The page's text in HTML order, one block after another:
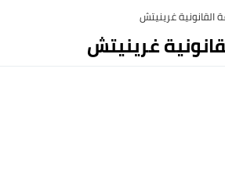
الإسباني يفتح تحقيقا في اقتحام سبتة
هل قطع أخنوش عطلته بأمر من الملك أم تحت ضغط
القانونية غرينيتش
غرينيتش